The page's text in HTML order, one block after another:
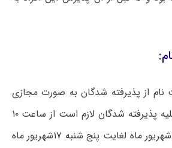
نام از پذیرفته شدگان به صورت مجازی
صورت می‌پذیرد، لذا کلیه پذیرفته شدگان لازم است از ساعت ۱۰
صبح روز چهارشنبه ۱۶ شهریور ماه لغایت پنج شنبه ۱۷شهریور ماه